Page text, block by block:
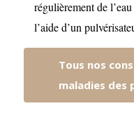
régulièrement de
l’aide d’un
Tous nos
maladies des